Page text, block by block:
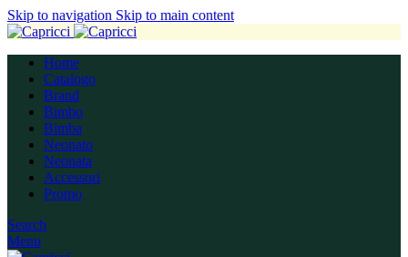
Skip to navigation Skip to main content
Home
Catalogo
Brand
Bimbo
Bimba
Neonato
Neonata
Accessori
Promo
Search
Menu